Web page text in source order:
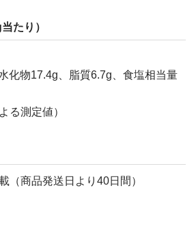
たり）
化物17.4g、脂質6.7g、食塩相当量
る測定値）
（商品発送日より40日間）